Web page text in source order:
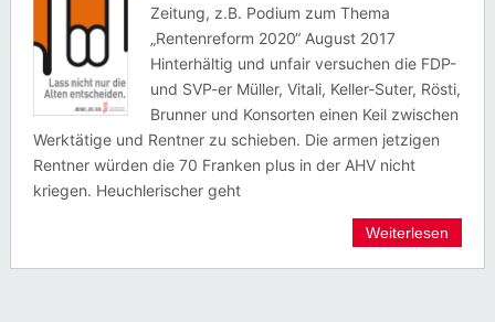
Zeitung, z.B. Podium zum Thema
„Rentenreform 2020“ August 2017
Hinterhältig und unfair versuchen die FDP-
und SVP-er Müller, Vitali, Keller-Suter, Rösti,
Brunner und Konsorten einen Keil zwischen
Werktätige und Rentner zu schieben. Die armen jetzigen
Rentner würden die 70 Franken plus in der AHV nicht
kriegen. Heuchlerischer geht
Weiterlesen